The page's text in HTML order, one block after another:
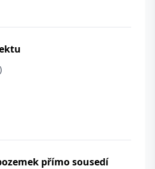
přímo sousedí